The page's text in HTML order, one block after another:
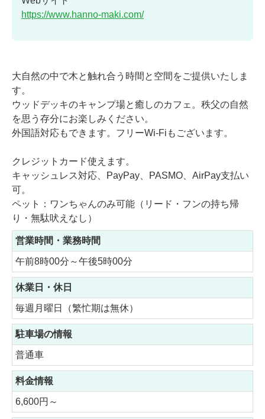
https://www.hanno-maki.com/
大自然の中で木と触れ合う時間と空間をご提供いたしま
す。
ウッドデッキのキャンプ場と癒しのカフェ。秩父の自然
を思う存分にお楽しみください。
外国語対応もできます。フリーWi-Fiもございます。
クレジットカード使えます。
キャッシュレス対応、PayPay、PASMO、AirPay支払い
可。
ペット：ワンちゃんのみ可能（リード・フンの持ち帰
り・無駄吠えなし）
営業時間・業務時間
午前8時00分～午後5時00分
休業日・休日
毎週月曜日（繁忙期は無休）
駐車場の情報
普通車
料金情報
6,600円～